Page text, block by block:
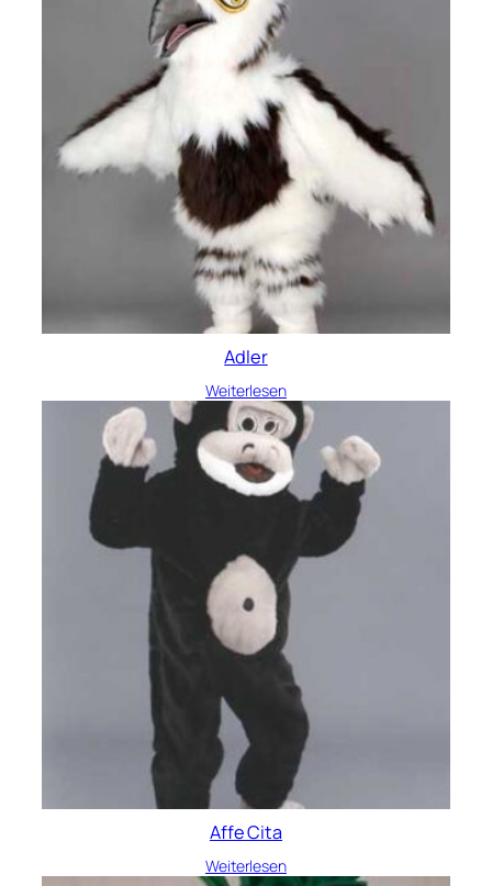
Adler
Weiterlesen
Affe Cita
Weiterlesen